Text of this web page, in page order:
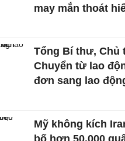
may mắn thoát
Tổng Bí thư, Chủ
Chuyển từ lao
đơn sang lao
Mỹ không kích